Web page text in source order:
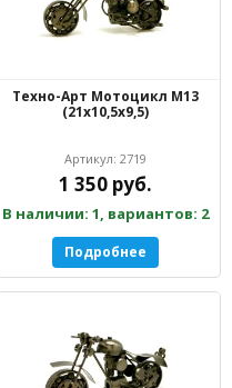
Техно-Арт Мотоцикл М13
(21х10,5х9,5)
Артикул: 2719
1 350 руб.
В наличии: 1, вариантов: 2
Подробнее